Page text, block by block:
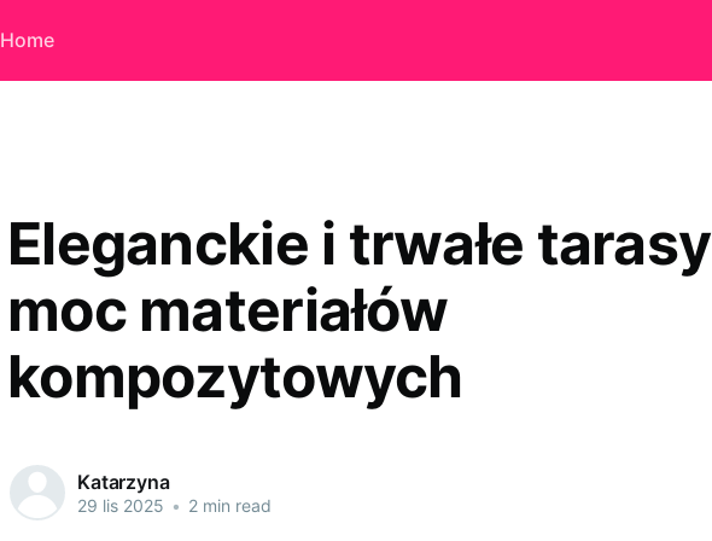
Home
Eleganckie i trwałe
moc materiałów
kompozytowych
Katarzyna
29 lis 2025 • 2 min read